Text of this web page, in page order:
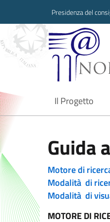
Presidenza del
Il Progetto
current
Guida
Motore di
Modalità di
Modalità di
MOTORE DI